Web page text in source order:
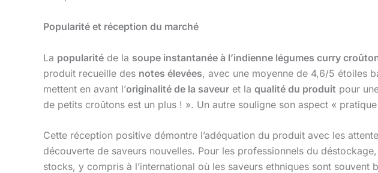
Popularité et réception du marché
La popularité de la soupe instantanée à l’indienne légumes curry
produit recueille des notes élevées, avec une moyenne de 4,6/5 étoiles
mettent en avant l’originalité de la saveur et la qualité du produit pour
de petits croûtons est un plus ! ». Un autre souligne son aspect «
Cette réception positive démontre l’adéquation du produit avec les
découverte de saveurs nouvelles. Pour les professionnels du
stocks, y compris à l’international où les saveurs ethniques sont